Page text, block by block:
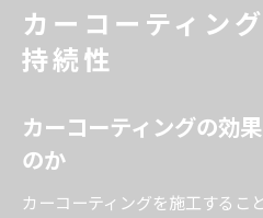
カーコーティン
持続性
カーコーティングの効
のか
カーコーティングを施工するこ